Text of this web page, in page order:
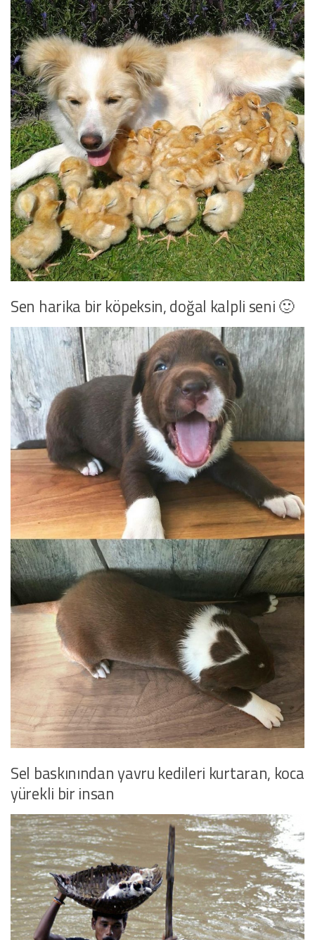
Sen harika bir köpeksin, doğal kalpli seni 🙂
Sel baskınından yavru kedileri kurtaran, koca
yürekli bir insan